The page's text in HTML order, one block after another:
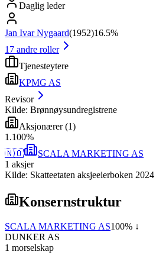
Daglig leder
Jan Ivar Nygaard(1952)16.5%
17 andre roller
Tjenesteytere
KPMG AS
Revisor
Kilde: Brønnøysundregistrene
Aksjonærer(1)
1 .100%
🇳🇴
SCALA MARKETING AS
1 aksjer
Kilde: Skatteetaten aksjeeierboken 2024
Konsernstruktur
SCALA MARKETING AS100% ↓
DUNKER AS
1 morselskap